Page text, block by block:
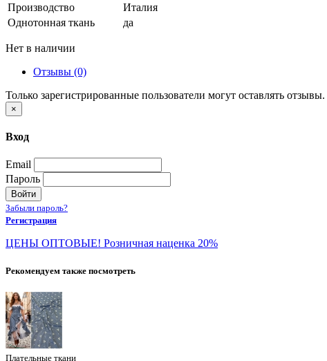
Производство
Италия
Однотонная ткань
да
Нет в наличии
Отзывы (0)
Только зарегистрированные пользователи могут оставлять отзывы.
×
Вход
Email
Пароль
Войти
Забыли пароль?
Регистрация
ЦЕНЫ ОПТОВЫЕ! Розничная наценка 20%
Рекомендуем также посмотреть
Плательные ткани